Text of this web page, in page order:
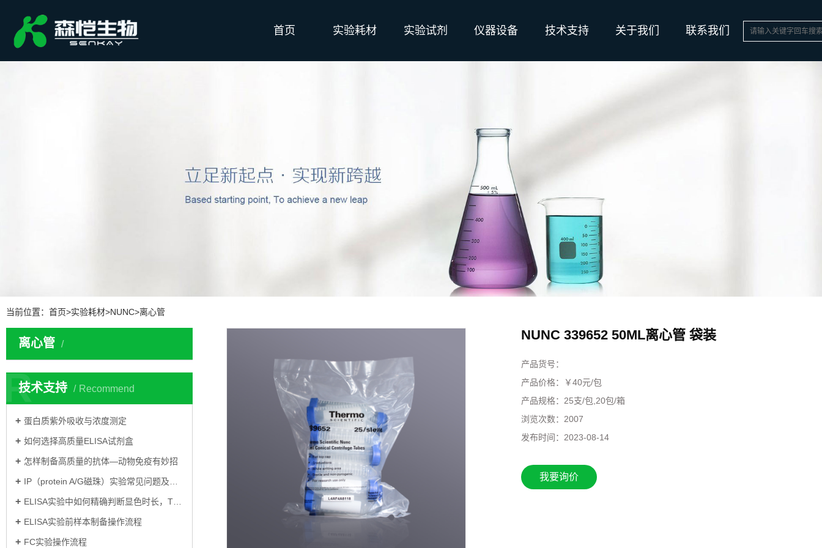
首页 实验耗材 实验试剂 仪器设备 技术支持 关于我们 联系我们
当前位置： 首页>实验耗材>NUNC>离心管
离心管
技术支持 Recommend
R
蛋白质紫外吸收与浓度测定
如何选择高质量ELISA试剂盒
怎样制备高质量的抗体—动物免疫有妙招
IP（protein A/G磁珠）实验常见问题及解决方案
ELISA实验中如何精确判断显色时长，TMB显色
ELISA实验前样本制备操作流程
FC实验操作流程
NUNC 339652 50ML离心管 袋装
产品货号：
产品价格：￥40元/包
产品规格： 25支/包,20包/箱
浏览次数： 2007
发布时间： 2023-08-14
我要询价